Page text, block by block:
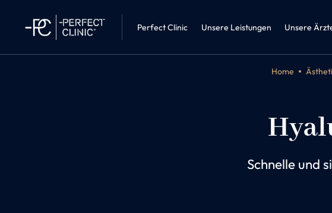
Perfect Clinic
Perfect Clinic • Liberec
Unsere Leistungen
AdipositastherapieUnsere
Home
Schnelle und